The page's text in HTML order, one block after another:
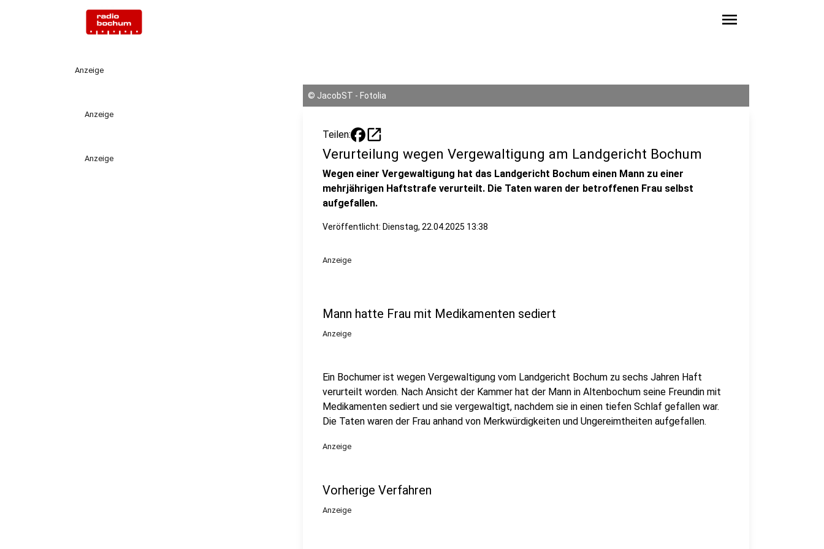
menu
Anzeige
Anzeige
Anzeige
© JacobST - Fotolia
Teilen: open_in_new
Verurteilung wegen Vergewaltigung am Landgericht Bochum
Wegen einer Vergewaltigung hat das Landgericht Bochum einen Mann zu einer
mehrjährigen Haftstrafe verurteilt. Die Taten waren der betroffenen Frau selbst
aufgefallen.
Veröffentlicht: Dienstag, 22.04.2025 13:38
Anzeige
Mann hatte Frau mit Medikamenten sediert
Anzeige
Ein Bochumer ist wegen Vergewaltigung vom Landgericht Bochum zu sechs Jahren Haft
verurteilt worden. Nach Ansicht der Kammer hat der Mann in Altenbochum seine Freundin mit
Medikamenten sediert und sie vergewaltigt, nachdem sie in einen tiefen Schlaf gefallen war.
Die Taten waren der Frau anhand von Merkwürdigkeiten und Ungereimtheiten aufgefallen.
Anzeige
Vorherige Verfahren
Anzeige